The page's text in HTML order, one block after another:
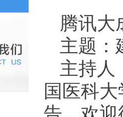
腾讯大
主题：
主持人
国医科